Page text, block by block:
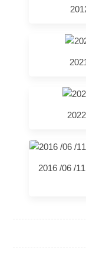
2016 /06 /